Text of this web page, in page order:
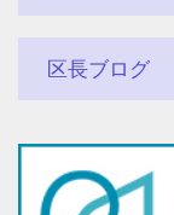
区長ブログ